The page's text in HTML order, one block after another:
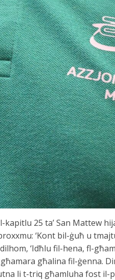
25 ta’ San Mattew
‘Kont bil-ġuħ u
‘Idħlu fil-hena, fl-
għalina fil-ġenna.
li t-triq għamluha fost